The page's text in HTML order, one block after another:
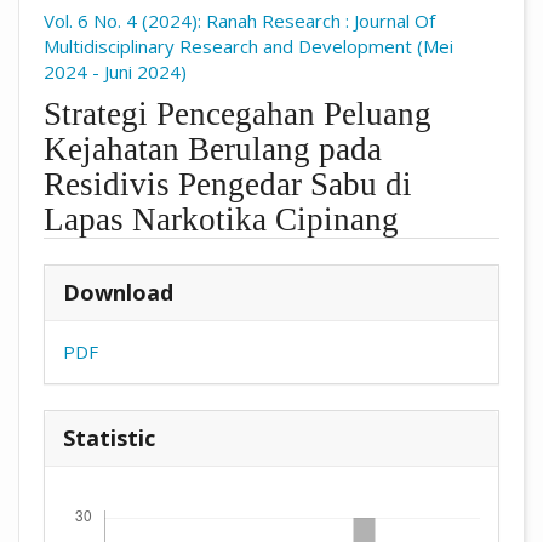
Vol. 6 No. 4 (2024): Ranah Research : Journal Of
Multidisciplinary Research and Development (Mei
2024 - Juni 2024)
Strategi Pencegahan Peluang
Kejahatan Berulang pada
Residivis Pengedar Sabu di
Lapas Narkotika Cipinang
Download
PDF
Statistic